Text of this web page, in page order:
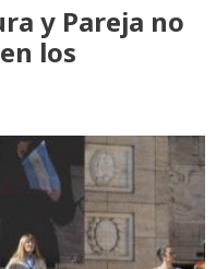
y Pareja no
los